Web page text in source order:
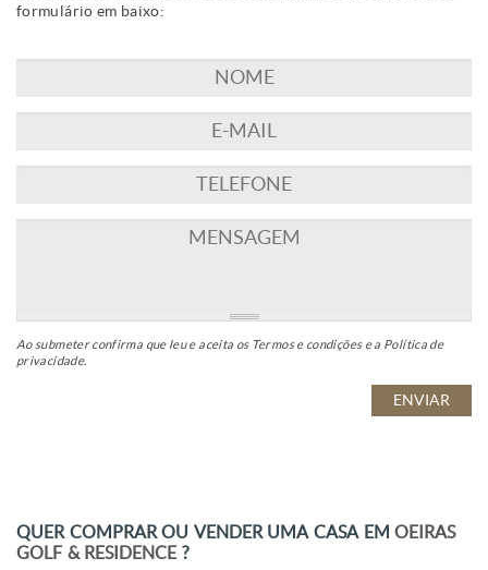
formulário em baixo:
Ao submeter confirma que leu e aceita os Termos e condiçõese a Política de
privacidade.
QUER COMPRAR OU VENDER UMA CASA EMOEIRAS
GOLF & RESIDENCE ?